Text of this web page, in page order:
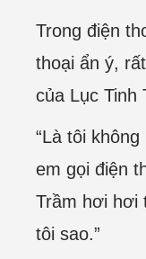
Trong điện
thoại ẩn ý,
của Lục Tinh
“Là tôi
em gọi điện
Trầm hơi hơi
tôi sao.”